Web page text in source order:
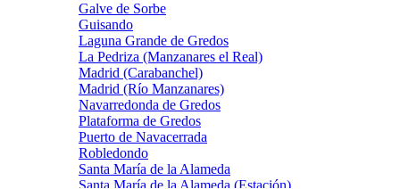
Galve de Sorbe
Guisando
Laguna Grande de Gredos
La Pedriza (Manzanares el Real)
Madrid (Carabanchel)
Madrid (Río Manzanares)
Navarredonda de Gredos
Plataforma de Gredos
Puerto de Navacerrada
Robledondo
Santa María de la Alameda
Santa María de la Alameda (Estación)